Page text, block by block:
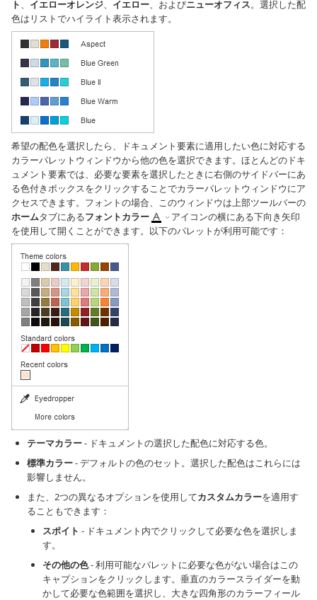
ト、 イエローオレンジ、 イエロー、およびニューオフィス。選択した配
色はリストでハイライト表示されます。
希望の配色を選択したら、ドキュメント要素に適用したい色に対応する
カラーパレットウィンドウから他の色を選択できます。ほとんどのドキ
ュメント要素では、必要な要素を選択したときに右側のサイドバーにあ
る色付きボックスをクリックすることでカラーパレットウィンドウにア
クセスできます。フォントの場合、このウィンドウは上部ツールバーの
ホームタブにあるフォントカラー
アイコンの横にある下向き矢印
を使用して開くことができます。以下のパレットが利用可能です：
テーマカラー- ドキュメントの選択した配色に対応する色。
標準カラー- デフォルトの色のセット。選択した配色はこれらには
影響しません。
また、2つの異なるオプションを使用してカスタムカラーを適用す
ることもできます：
スポイト - ドキュメント内でクリックして必要な色を選択しま
す。
その他の色- 利用可能なパレットに必要な色がない場合はこの
キャプションをクリックします。垂直のカラースライダーを動
かして必要な色範囲を選択し、大きな四角形のカラーフィール